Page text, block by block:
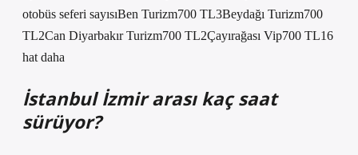
otobüs seferi sayısıBen Turizm700 TL3Beydağı Turizm700
TL2Can Diyarbakır Turizm700 TL2Çayırağası Vip700 TL16
hat daha
İstanbul İzmir arası kaç saat
sürüyor?